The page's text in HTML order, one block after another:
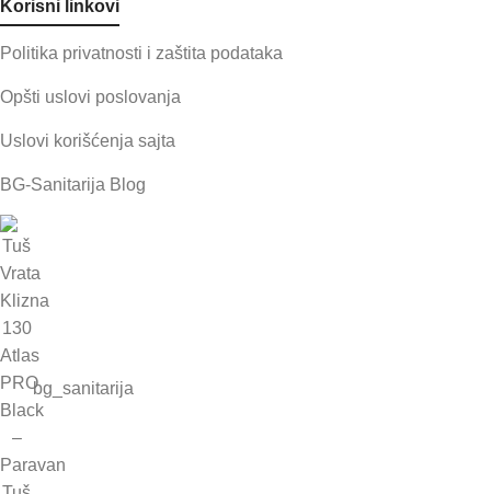
Korisni linkovi
Politika privatnosti i zaštita podataka
Opšti uslovi poslovanja
Uslovi korišćenja sajta
BG-Sanitarija Blog
bg_sanitarija